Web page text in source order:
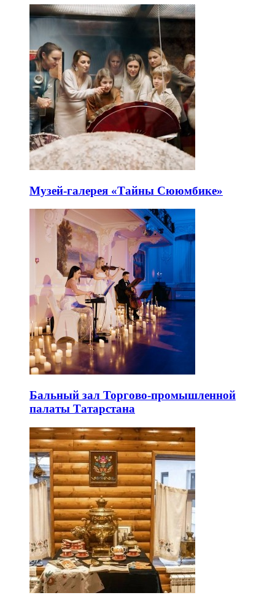
Музей-галерея «Тайны Сююмбике»
Бальный зал Торгово-промышленной
палаты Татарстана